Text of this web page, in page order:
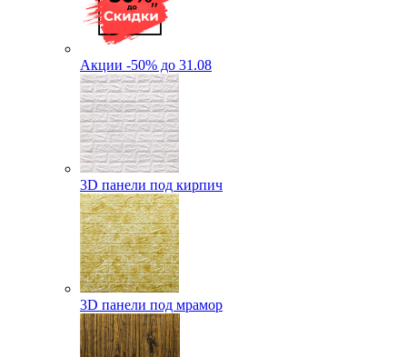
Акции -50% до 31.08
3D панели под кирпич
3D панели под мрамор